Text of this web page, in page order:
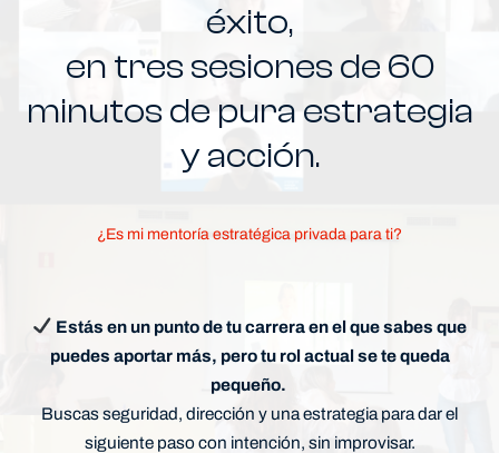
éxito,
en tres sesiones de 60
minutos de pura estrategia
y acción.
¿Es mi mentoría estratégica privada para ti?
Estás en un punto de tu carrera en el que sabes que
puedes aportar más, pero tu rol actual se te queda
pequeño.
Buscas seguridad, dirección y una estrategia para dar el
siguiente paso con intención, sin improvisar.